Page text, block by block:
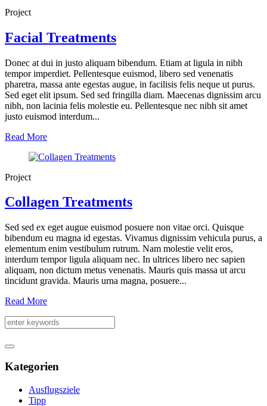
Project
Facial Treatments
Donec at dui in justo aliquam bibendum. Etiam at ligula in nibh
tempor imperdiet. Pellentesque euismod, libero sed venenatis
pharetra, massa ante egestas augue, in facilisis felis neque ut purus.
Sed eget elit ipsum. Sed sed fringilla diam. Maecenas dignissim arcu
nibh, non lacinia felis molestie eu. Pellentesque nec nibh sit amet
justo euismod interdum...
Read More
Project
Collagen Treatments
Sed sed ex eget augue euismod posuere non vitae orci. Quisque
bibendum eu magna id egestas. Vivamus dignissim vehicula purus, a
elementum enim vestibulum rutrum. Nam molestie velit eros,
interdum tempor ligula aliquam nec. In ultrices libero nec sapien
aliquam, non dictum metus venenatis. Mauris quis massa ut arcu
tincidunt gravida. Mauris urna magna, posuere...
Read More
Kategorien
Ausflugsziele
Tipp